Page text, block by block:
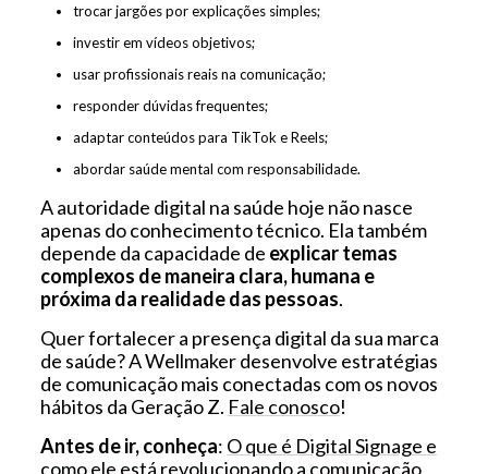
trocar jargões por explicações simples;
investir em vídeos objetivos;
usar profissionais reais na comunicação;
responder dúvidas frequentes;
adaptar conteúdos para TikTok e Reels;
abordar saúde mental com responsabilidade.
A autoridade digital na saúde hoje não nasce
apenas do conhecimento técnico. Ela também
depende da capacidade de explicar temas
complexos de maneira clara, humana e
próxima da realidade das pessoas.
Quer fortalecer a presença digital da sua marca
de saúde? A Wellmaker desenvolve estratégias
de comunicação mais conectadas com os novos
hábitos da Geração Z. Fale conosco!
Antes de ir, conheça: O que é Digital Signage e
como ele está revolucionando a comunicação